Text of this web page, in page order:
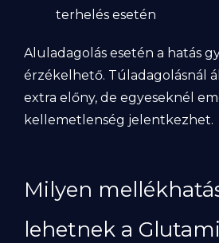
terhelés esetén
Aluladagolás esetén a hatás
érzékelhető. Túladagolásnál
extra előny, de egyeseknél
kellemetlenség jelentkezhet.
Milyen
lehetnek a